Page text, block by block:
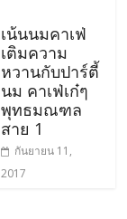
เน้นนมคาเฟ่
เติมความ
หวานกับปาร์ตี้
นม คาเฟ่เก๋ๆ
พุทธมณฑล
สาย 1
กันยายน 11,
2017